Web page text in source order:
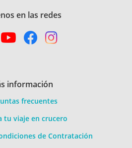
en las redes
información
frecuentes
tu viaje en crucero
de Contratación